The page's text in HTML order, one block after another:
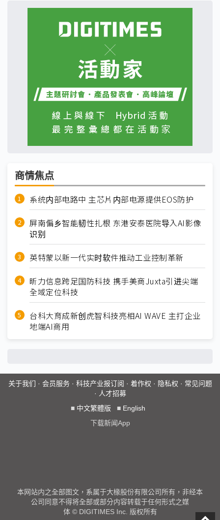
商情焦点
系统内部电路中 主芯片内部电源提供EOS防护
屏南偏乡智能韧性扎根 东港安泰医院导入AI影像
识别
英特蒙以新一代实时软件推动工业控制革新
昕力信息跨足国防科技 携手美商Juxta引进尖端
全域定位科技
台科大育成新创虎智科技亮相AI WAVE 主打企业
地端AI商用
关于我们 · 会员服务· 科技产业报订阅 · 着作权 · 隐私权 · 常见问题
· 人才招募
■ 中文繁體版 ■ English
下载新闻App
本网站内之全部图文，系属于大椽股份有限公司所有，非经本
公司同意不得将全部或部分内容转载于任何形式之媒
体 © DIGITIMES Inc. 版权所有